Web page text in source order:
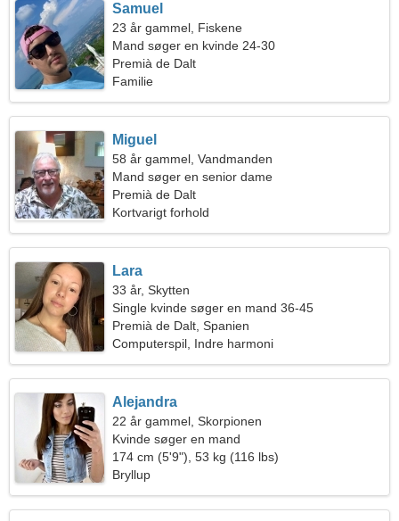
Samuel
23 år gammel, Fiskene
Mand søger en kvinde 24-30
Premià de Dalt
Familie
Miguel
58 år gammel, Vandmanden
Mand søger en senior dame
Premià de Dalt
Kortvarigt forhold
Lara
33 år, Skytten
Single kvinde søger en mand 36-45
Premià de Dalt, Spanien
Computerspil, Indre harmoni
Alejandra
22 år gammel, Skorpionen
Kvinde søger en mand
174 cm (5'9"), 53 kg (116 lbs)
Bryllup